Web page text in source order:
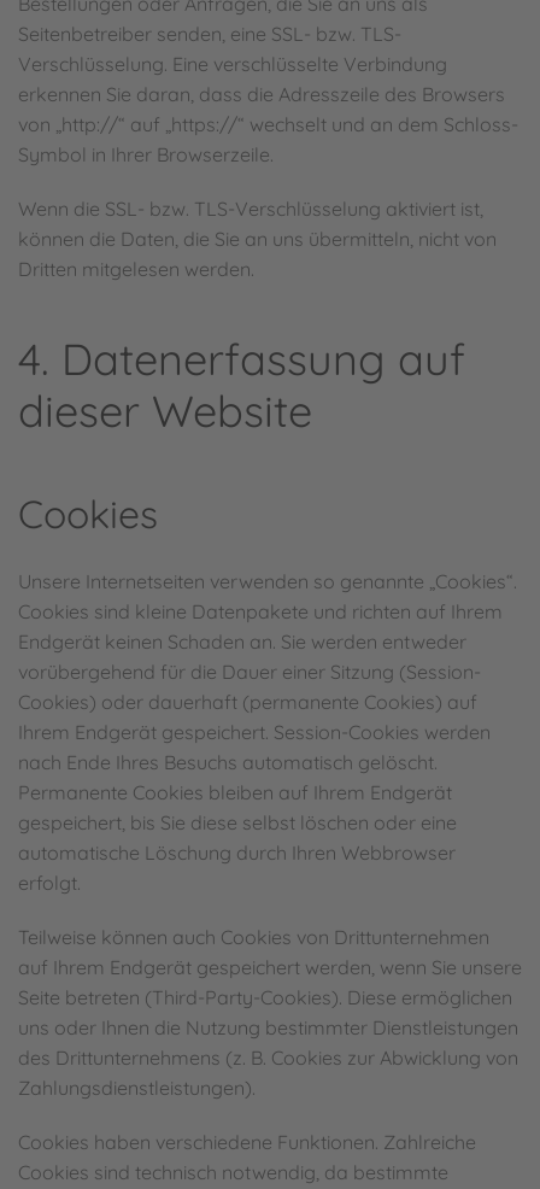
Seitenbetreiber senden, eine SSL- bzw. TLS-
Verschlüsselung. Eine verschlüsselte Verbindung
erkennen Sie daran, dass die Adresszeile des Browsers
von „http://“ auf „https://“ wechselt und an dem Schloss-
Symbol in Ihrer Browserzeile.
Wenn die SSL- bzw. TLS-Verschlüsselung aktiviert ist,
können die Daten, die Sie an uns übermitteln, nicht von
Dritten mitgelesen werden.
4. Datenerfassung auf
dieser Website
Cookies
Unsere Internetseiten verwenden so genannte „Cookies“.
Cookies sind kleine Datenpakete und richten auf Ihrem
Endgerät keinen Schaden an. Sie werden entweder
vorübergehend für die Dauer einer Sitzung (Session-
Cookies) oder dauerhaft (permanente Cookies) auf
Ihrem Endgerät gespeichert. Session-Cookies werden
nach Ende Ihres Besuchs automatisch gelöscht.
Permanente Cookies bleiben auf Ihrem Endgerät
gespeichert, bis Sie diese selbst löschen oder eine
automatische Löschung durch Ihren Webbrowser
erfolgt.
Teilweise können auch Cookies von Drittunternehmen
auf Ihrem Endgerät gespeichert werden, wenn Sie unsere
Seite betreten (Third-Party-Cookies). Diese ermöglichen
uns oder Ihnen die Nutzung bestimmter Dienstleistungen
des Drittunternehmens (z. B. Cookies zur Abwicklung von
Zahlungsdienstleistungen).
Cookies haben verschiedene Funktionen. Zahlreiche
Cookies sind technisch notwendig, da bestimmte